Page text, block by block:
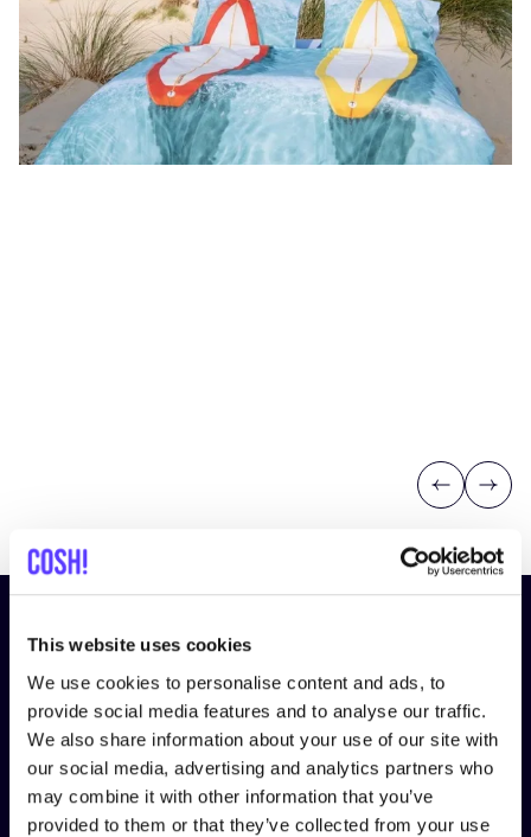
This website uses cookies
We use cookies to personalise content and ads, to
provide social media features and to analyse our traffic.
We also share information about your use of our site with
our social media, advertising and analytics partners who
may combine it with other information that you’ve
provided to them or that they’ve collected from your use
Previous
Next
Abonniere unseren Newsletter
und bleibe auf dem Laufenden!
Vorname*
E-Mail-Adresse*